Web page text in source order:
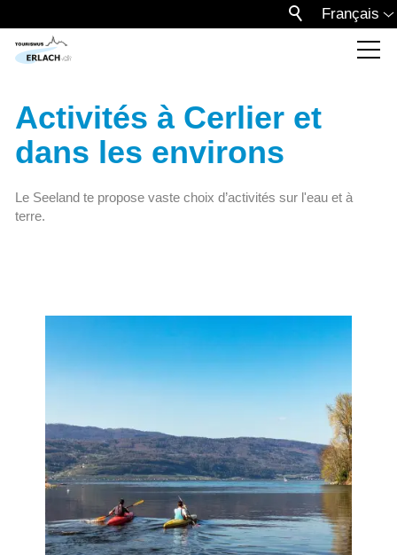
Français
Activités à Cerlier et
dans les environs
Le Seeland te propose vaste choix d’activités sur l'eau et à
terre.